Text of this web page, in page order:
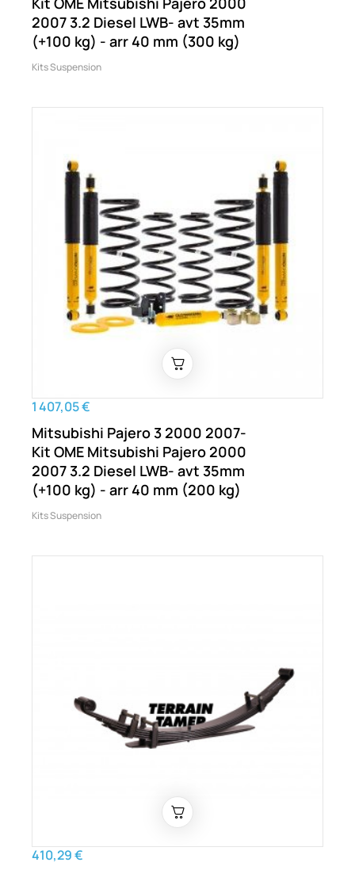
2007 3.2 Diesel LWB- avt 35mm
(+100 kg) - arr 40 mm (300 kg)
Kits Suspension
1 407,05 €
Mitsubishi Pajero 3 2000 2007-
Kit OME Mitsubishi Pajero 2000
2007 3.2 Diesel LWB- avt 35mm
(+100 kg) - arr 40 mm (200 kg)
Kits Suspension
410,29 €